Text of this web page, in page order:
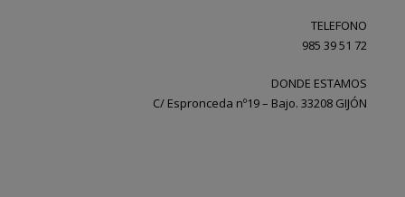
TELEFONO
985 39 51 72
DONDE ESTAMOS
C/ Espronceda nº19 – Bajo. 33208 GIJÓN